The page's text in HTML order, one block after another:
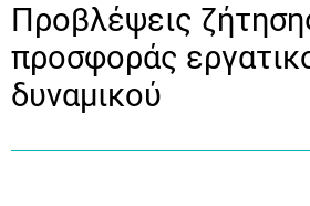
Προβλέψεις
προσφοράς
δυναμικού